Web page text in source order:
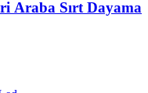
Araba Sırt Dayama